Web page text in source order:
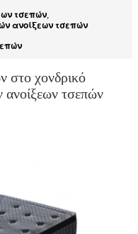
τσεπών,
ανοίξεων τσεπών
στο χονδρικό
τσεπών